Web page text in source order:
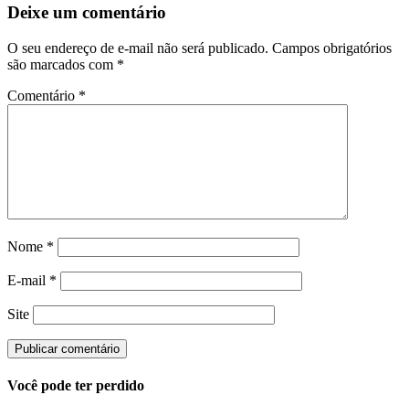
Deixe um comentário
O seu endereço de e-mail não será publicado. Campos obrigatórios
são marcados com *
Comentário *
Nome *
E-mail *
Site
Você pode ter perdido